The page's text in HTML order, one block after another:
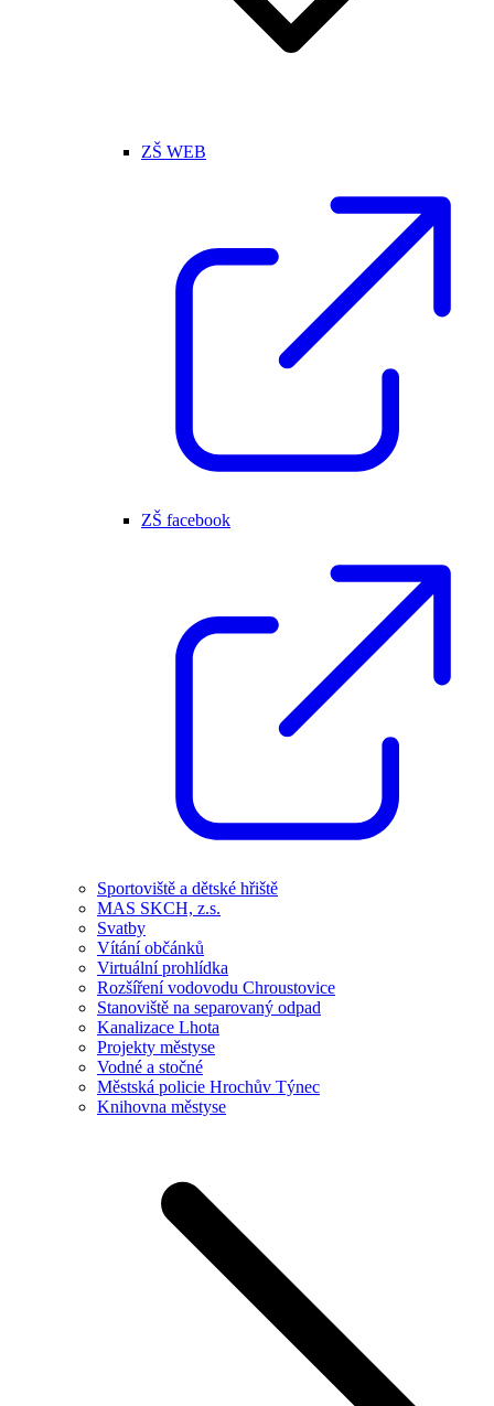
ZŠ WEB
ZŠ facebook
Sportoviště a dětské hřiště
MAS SKCH, z.s.
Svatby
Vítání občánků
Virtuální prohlídka
Rozšíření vodovodu Chroustovice
Stanoviště na separovaný odpad
Kanalizace Lhota
Projekty městyse
Vodné a stočné
Městská policie Hrochův Týnec
Knihovna městyse